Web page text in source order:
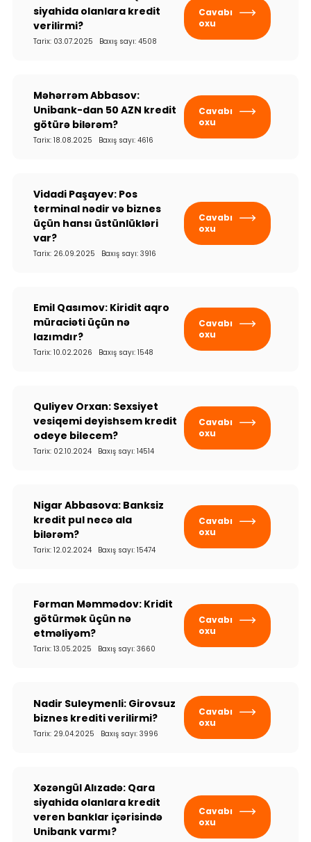
siyahida olanlara kredit
verilirmi?
Tarix: 03.07.2025 Baxış sayı: 4508
Cavabı
oxu
Məhərrəm Abbasov:
Unibank-dan 50 AZN kredit
götürə bilərəm?
Tarix: 18.08.2025 Baxış sayı: 4616
Cavabı
oxu
Vidadi Paşayev: Pos
terminal nədir və biznes
üçün hansı üstünlükləri
var?
Tarix: 26.09.2025 Baxış sayı: 3916
Cavabı
oxu
Emil Qasımov: Kiridit aqro
müraciəti üçün nə
lazımdır?
Tarix: 10.02.2026 Baxış sayı: 1548
Cavabı
oxu
Quliyev Orxan: Sexsiyet
vesiqemi deyishsem kredit
odeye bilecem?
Tarix: 02.10.2024 Baxış sayı: 14514
Cavabı
oxu
Nigar Abbasova: Banksiz
kredit pul necə ala
bilərəm?
Tarix: 12.02.2024 Baxış sayı: 15474
Cavabı
oxu
Fərman Məmmədov: Kridit
götürmək üçün nə
etməliyəm?
Tarix: 13.05.2025 Baxış sayı: 3660
Cavabı
oxu
Nadir Suleymenli: Girovsuz
biznes krediti verilirmi?
Tarix: 29.04.2025 Baxış sayı: 3996
Cavabı
oxu
Xəzəngül Alızadə: Qara
siyahida olanlara kredit
veren banklar içərisində
Unibank varmı?
Cavabı
oxu